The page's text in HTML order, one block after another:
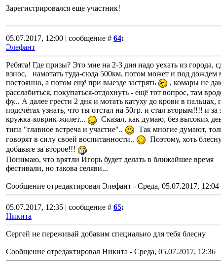
Зарегистрировался еще участник!
05.07.2017, 12:00 | сообщение # 64:
Элефант
Ребята! Где призы? Это мне на 2-3 дня надо уехать из города,
взнос, намотать туда-сюда 500км, потом может и под дождем
постоянно, а потом ещё при выезде застрять
, комары не
расслабиться, покупаться-отдохнуть - ещё тот вопрос, там
фу... А далее грести 2 дня и мотать катуху до крови в пальцах,
подсчётах узнать, что ты отстал на 50гр. и стал вторым!!!! и за
кружка-коврик-жилет...
Сказал, как думаю, без высоких
типа "главное встреча и участие"..
Так многие думают,
говорят в силу своей воспитанности..
Поэтому, хоть
добавьте за второе!!!
Понимаю, что врятли Игорь будет делать в ближайшее время
фестивали, но такова селяви...
Сообщение отредактировал Элефант - Среда, 05.07.2017, 12:04
05.07.2017, 12:35 | сообщение # 65:
Никита
Сергей не переживай добавим специально для тебя блесну
Сообщение отредактировал Никита - Среда, 05.07.2017, 12:36